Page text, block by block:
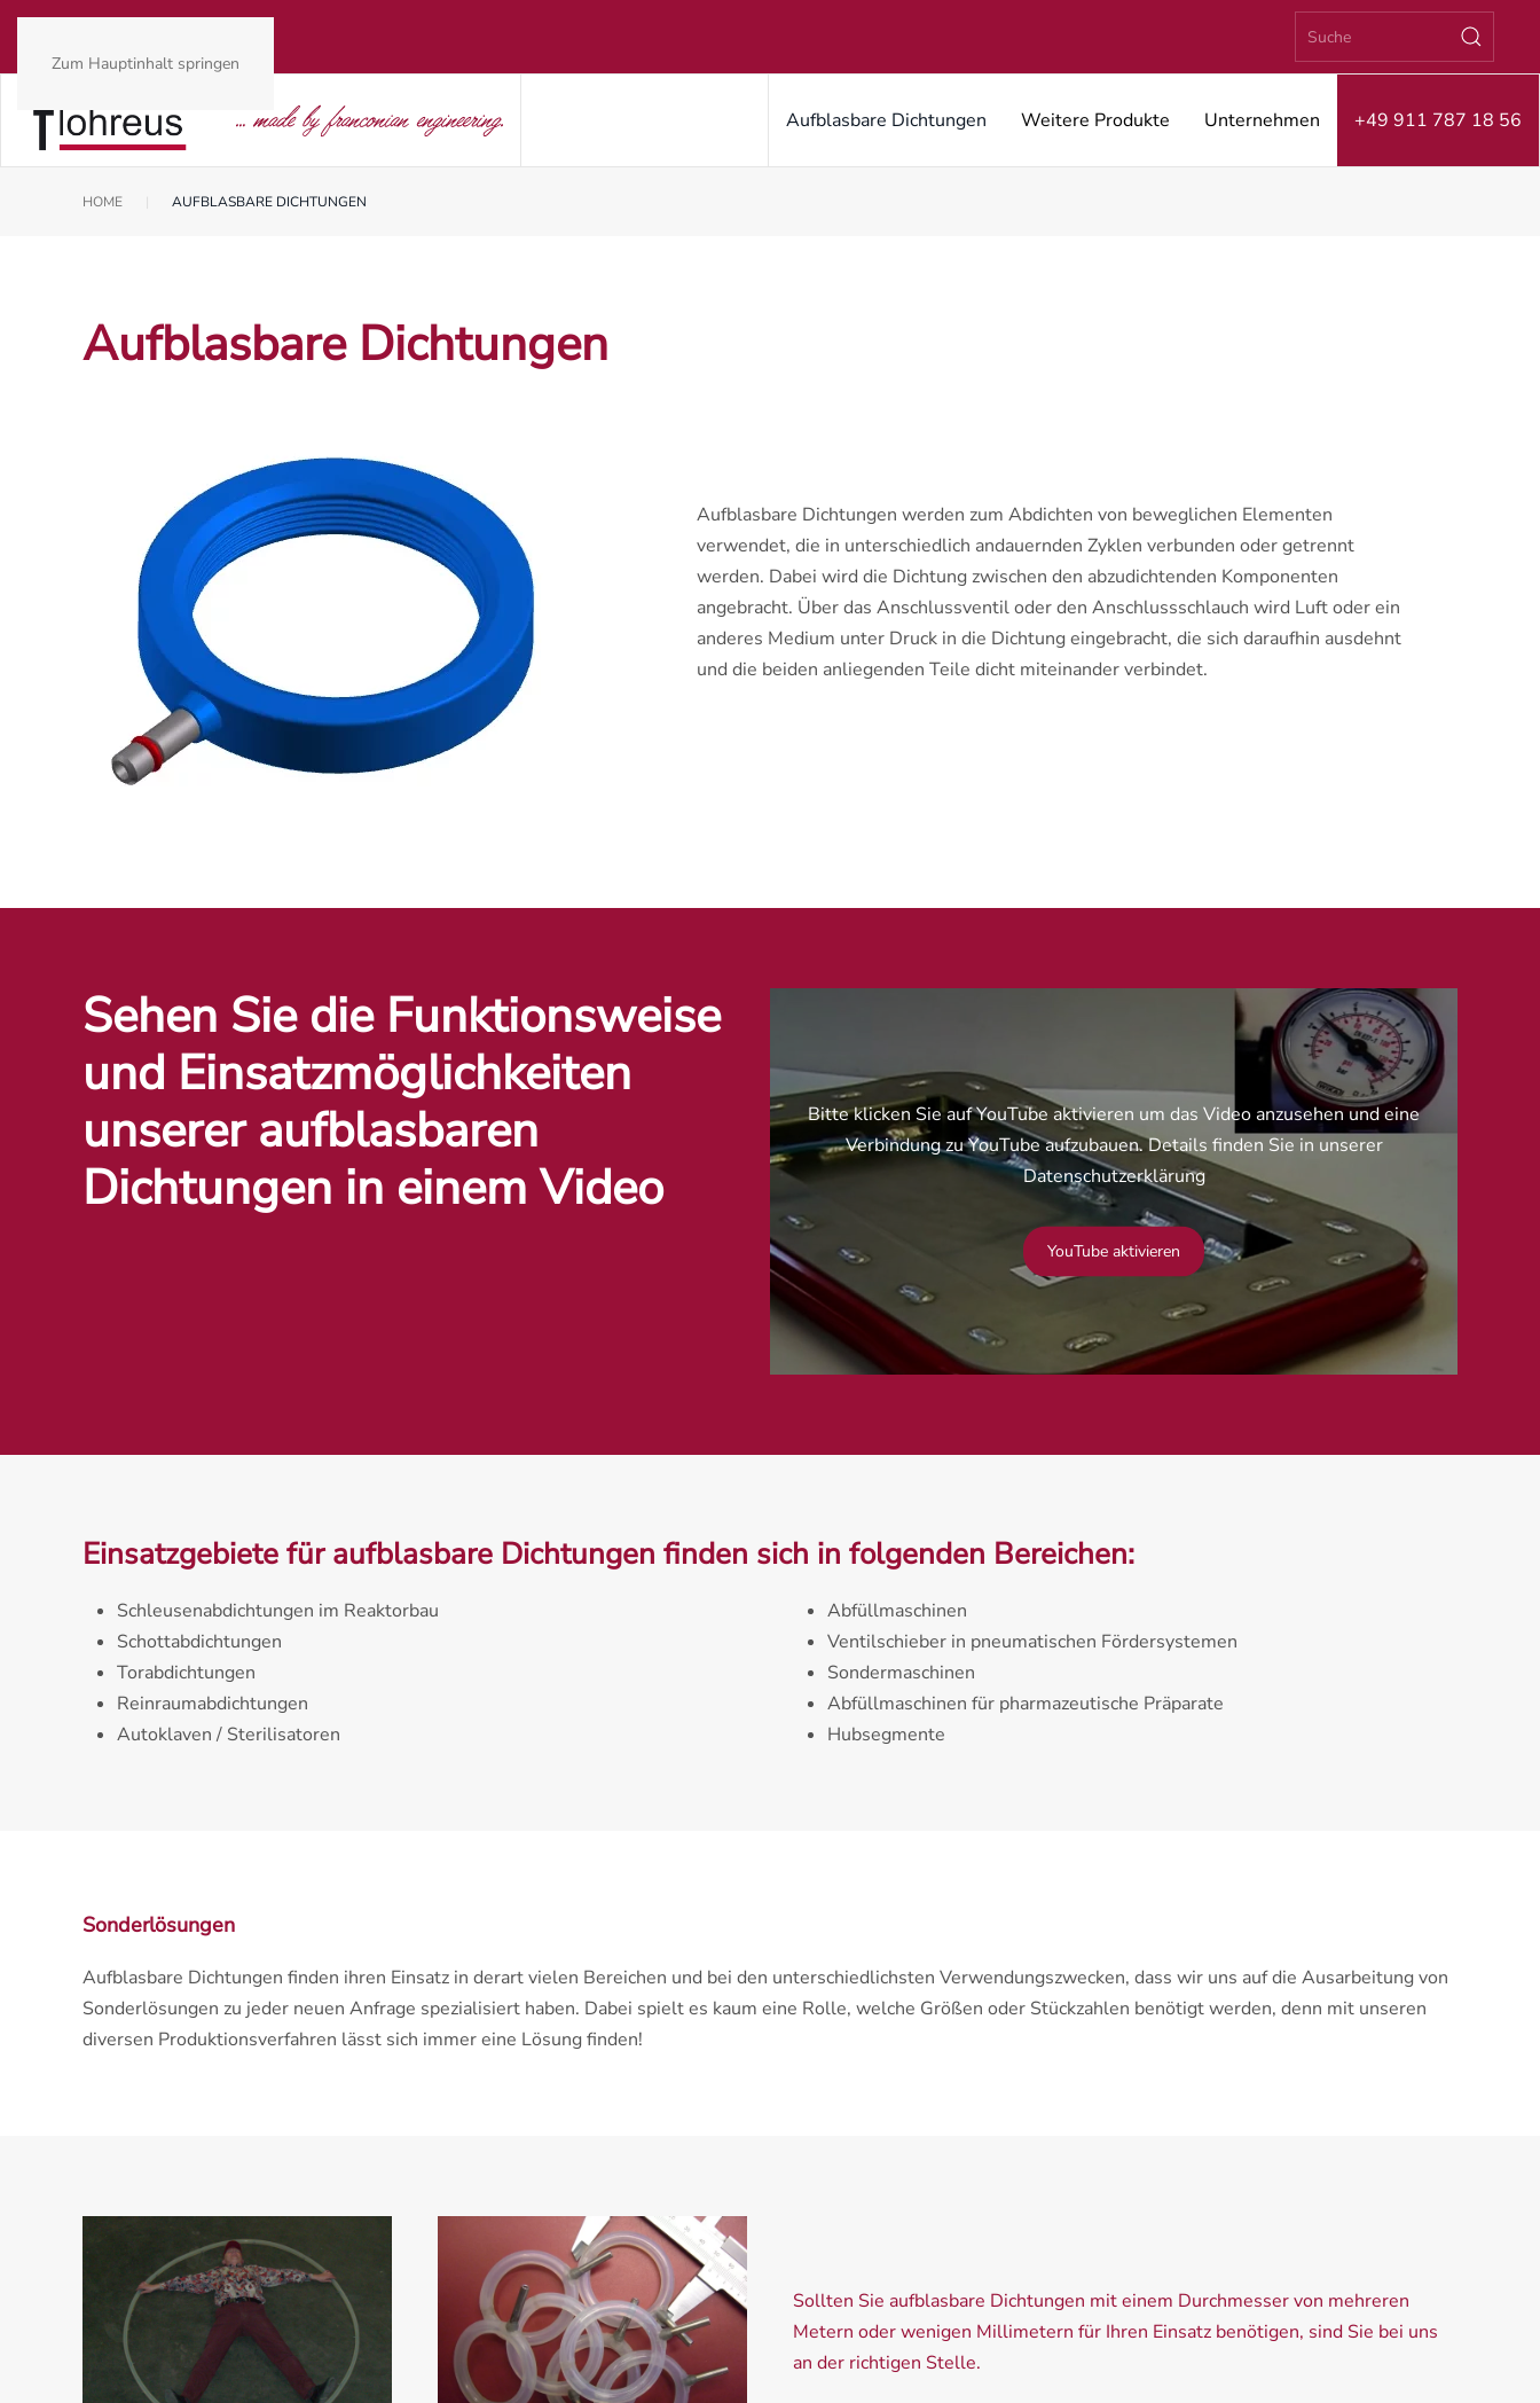
Zum Hauptinhalt springen
Aufblasbare Dichtungen Weitere Produkte Unternehmen +49 911 787 18 56
HOME AUFBLASBARE DICHTUNGEN
Aufblasbare Dichtungen
Aufblasbare Dichtungen werden zum Abdichten von beweglichen Elementen
verwendet, die in unterschiedlich andauernden Zyklen verbunden oder getrennt
werden. Dabei wird die Dichtung zwischen den abzudichtenden Komponenten
angebracht. Über das Anschlussventil oder den Anschlussschlauch wird Luft oder ein
anderes Medium unter Druck in die Dichtung eingebracht, die sich daraufhin ausdehnt
und die beiden anliegenden Teile dicht miteinander verbindet.
Sehen Sie die Funktionsweise
und Einsatzmöglichkeiten
unserer aufblasbaren
Dichtungen in einem Video
Bitte klicken Sie auf YouTube aktivieren um das Video anzusehen und eine
Verbindung zu YouTube aufzubauen. Details finden Sie in unserer
Datenschutzerklärung
YouTube aktivieren
Einsatzgebiete für aufblasbare Dichtungen finden sich in folgenden Bereichen:
Schleusenabdichtungen im Reaktorbau
Schottabdichtungen
Torabdichtungen
Reinraumabdichtungen
Autoklaven / Sterilisatoren
Abfüllmaschinen
Ventilschieber in pneumatischen Fördersystemen
Sondermaschinen
Abfüllmaschinen für pharmazeutische Präparate
Hubsegmente
Sonderlösungen
Aufblasbare Dichtungen finden ihren Einsatz in derart vielen Bereichen und bei den unterschiedlichsten Verwendungszwecken, dass wir uns auf die Ausarbeitung von
Sonderlösungen zu jeder neuen Anfrage spezialisiert haben. Dabei spielt es kaum eine Rolle, welche Größen oder Stückzahlen benötigt werden, denn mit unseren
diversen Produktionsverfahren lässt sich immer eine Lösung finden!
Sollten Sie aufblasbare Dichtungen mit einem Durchmesser von mehreren
Metern oder wenigen Millimetern für Ihren Einsatz benötigen, sind Sie bei uns
an der richtigen Stelle.